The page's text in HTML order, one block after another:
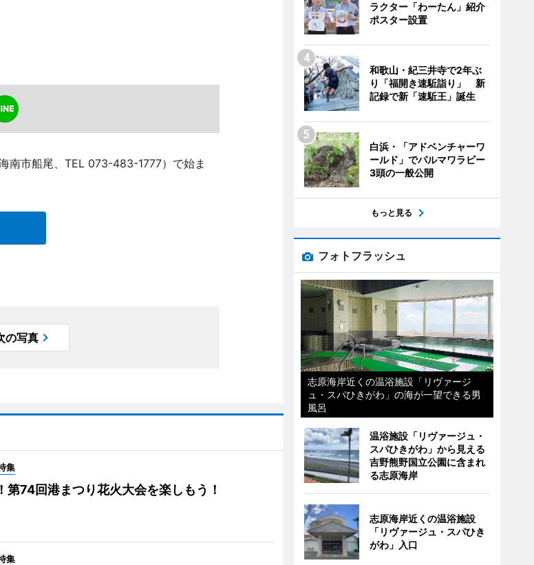
南市船尾、TEL 073-483-1777）で始ま
の写真
集
第74回港まつり花火大会を楽しもう！
集
ラクター「わーたん」紹介
ポスター設置
和歌山・紀三井寺で2年ぶ
り「福開き速駈詣り」 新
記録で新「速駈王」誕生
白浜・「アドベンチャーワ
ールド」でパルマワラビー
3頭の一般公開
もっと見る
フォトフラッシュ
志原海岸近くの温浴施設「リヴァージ
ュ・スパひきがわ」の海が一望できる男
風呂
温浴施設「リヴァージュ・
スパひきがわ」から見える
吉野熊野国立公園に含まれ
る志原海岸
志原海岸近くの温浴施設
「リヴァージュ・スパひき
がわ」入口